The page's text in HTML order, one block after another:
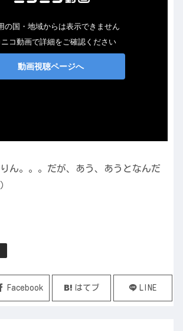
ん。。。だが、あう、あうとなんだ
Facebook はてブ LINE